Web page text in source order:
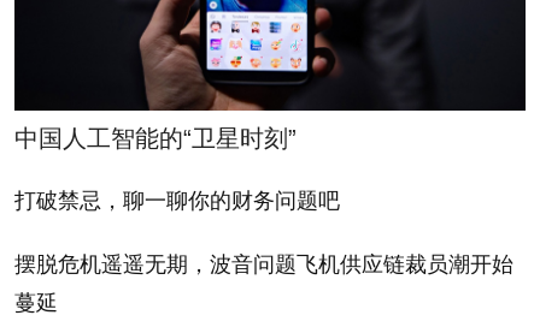
到（一贯的）积极工作
氛围和公平待遇。”公司
也很关注健康的生活习
惯，比如经理们每周都
要给员工带水果；公司
器”活动提供赞助，该活
动旨在通过每天行走一
there's also a focus on
healthy habits: Managers
bring in fruit every week,
and the company sponsors
an employee "pedometer
per day -- to raise money
中国人工智能的“卫星时刻”
打破禁忌，聊一聊你的财务问题吧
摆脱危机遥遥无期，波音问题飞机供应链裁员潮开始
蔓延